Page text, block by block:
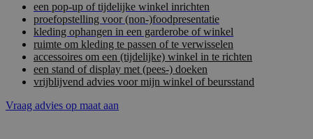
een pop-up of tijdelijke winkel inrichten
proefopstelling voor (non-)foodpresentatie
kleding ophangen in een garderobe of winkel
ruimte om kleding te passen of te verwisselen
accessoires om een (tijdelijke) winkel in te richten
een stand of display met (pees-) doeken
vrijblijvend advies voor mijn winkel of beursstand
Vraag advies op maat aan